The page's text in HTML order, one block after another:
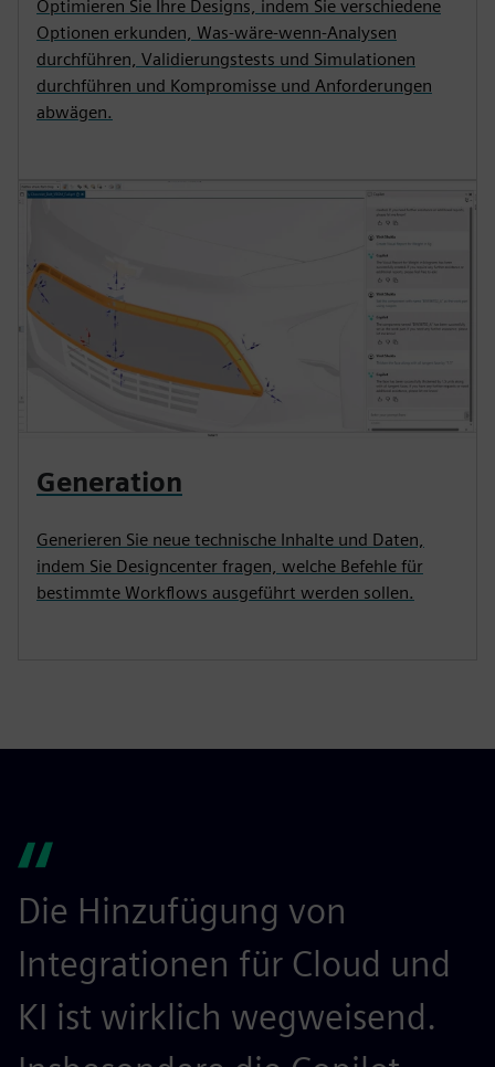
Optimieren Sie Ihre Designs, indem Sie verschiedene
Optionen erkunden, Was-wäre-wenn-Analysen
durchführen, Validierungstests und Simulationen
durchführen und Kompromisse und Anforderungen
abwägen.
Generation
Generieren Sie neue technische Inhalte und Daten,
indem Sie Designcenter fragen, welche Befehle für
bestimmte Workflows ausgeführt werden sollen.
Die Hinzufügung von
Integrationen für Cloud und
KI ist wirklich wegweisend.